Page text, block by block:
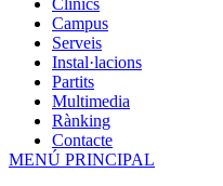
Clínics
Campus
Serveis
Instal·lacions
Partits
Multimedia
Rànking
Contacte
MENÚ PRINCIPAL